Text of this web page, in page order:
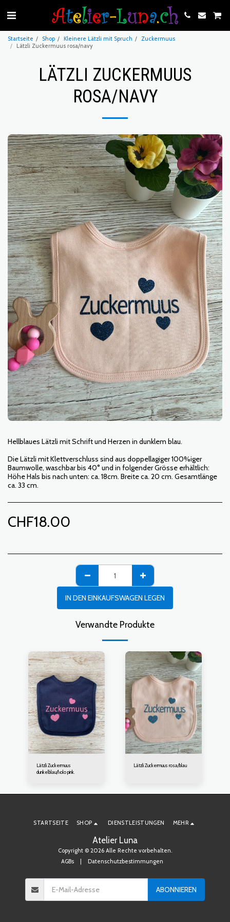
Startseite Shop Kleinere Lätzli mit Spruch
Zuckermuus
Lätzli Zuckermuus rosa/navy
LÄTZLI ZUCKERMUUS
ROSA/NAVY
Hellblaues Lätzli mit Schrift und Herzen in dunklem blau.
Die Lätzli mit Klettverschluss sind aus doppellagiger 100%iger
Baumwolle, waschbar bis 40° und in folgender Grösse erhältlich:
Höhe Hals bis nach unten: ca. 18cm. Breite ca. 20 cm. Gesamtlänge
ca. 33 cm.
CHF18.00
IN DEN EINKAUFSWAGEN LEGEN
Verwandte Produkte
Lätzli Zuckermuus
dunkelblau/holo pink.
Lätzli Zuckermuus rosa/blau
Atelier Luna
Copyright © 2026 Alle Rechte vorbehalten.
AGBs| Datenschutzbestimmungen
STARTSEITE SHOP DIENSTLEISTUNGEN MEHR
ABONNIEREN